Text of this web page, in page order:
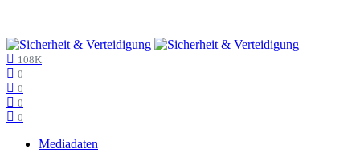
108K
0
0
0
0
Mediadaten